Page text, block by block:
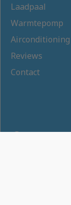
Laadpaal
Warmtepomp
Airconditioning
Reviews
Contact